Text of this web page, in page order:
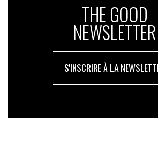
THE GOOD
NEWSLETTER
S'INSCRIRE À LA